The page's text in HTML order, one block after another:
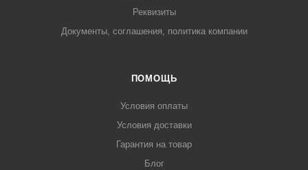
Реквизиты
Документы, соглашения, политика компании
ПОМОЩЬ
Условия оплаты
Условия доставки
Гарантия на товар
Блог